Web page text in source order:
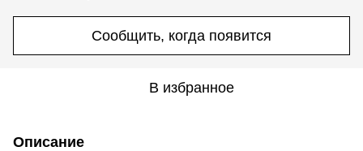
Сообщить, когда появится
В избранное
Описание